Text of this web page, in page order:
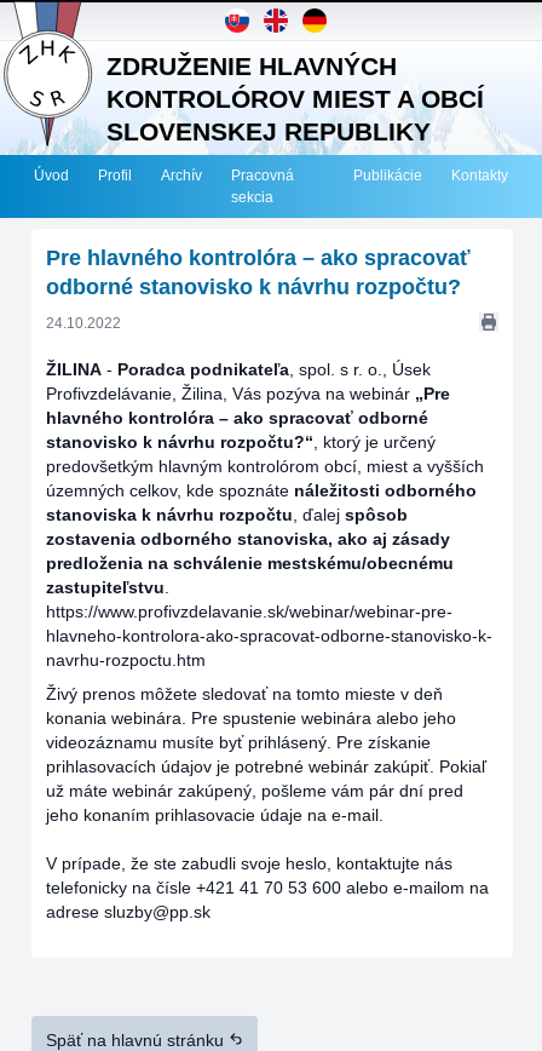
ZDRUŽENIE HLAVNÝCH
KONTROLÓROV MIEST A OBCÍ
SLOVENSKEJ REPUBLIKY
Úvod Profil Archív
Pracovná
sekcia
Publikácie Kontakty
Pre hlavného kontrolóra – ako spracovať
odborné stanovisko k návrhu rozpočtu?
24.10.2022
ŽILINA - Poradca podnikateľa , spol. s r. o., Úsek
Profivzdelávanie, Žilina, Vás pozýva na webinár „Pre
hlavného kontrolóra – ako spracovať odborné
stanovisko k návrhu rozpočtu?“ , ktorý je určený
predovšetkým hlavným kontrolórom obcí, miest a vyšších
územných celkov, kde spoznáte náležitosti odborného
stanoviska k návrhu rozpočtu , ďalej spôsob
zostavenia odborného stanoviska, ako aj zásady
predloženia na schválenie mestskému/obecnému
zastupiteľstvu
https://www.profivzdelavanie.sk/webinar/webinar-pre-
hlavneho-kontrolora-ako-spracovat-odborne-stanovisko-k-
navrhu-rozpoctu.htm
Živý prenos môžete sledovať na tomto mieste v deň
konania webinára. Pre spustenie webinára alebo jeho
videozáznamu musíte byť prihlásený. Pre získanie
prihlasovacích údajov je potrebné webinár zakúpiť. Pokiaľ
už máte webinár zakúpený, pošleme vám pár dní pred
jeho konaním prihlasovacie údaje na e-mail.
V prípade, že ste zabudli svoje heslo, kontaktujte nás
telefonicky na čísle +421 41 70 53 600 alebo e-mailom na
adrese sluzby@pp.sk
Späť na hlavnú stránku